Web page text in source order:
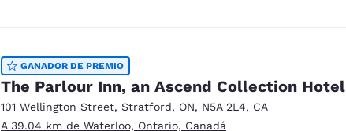
GANADOR DE PREMIO
The Parlour Inn, an Ascend Collection Hotel
101 Wellington Street, Stratford, ON, N5A 2L4, CA
A 39.04 km de Waterloo, Ontario, Canadá